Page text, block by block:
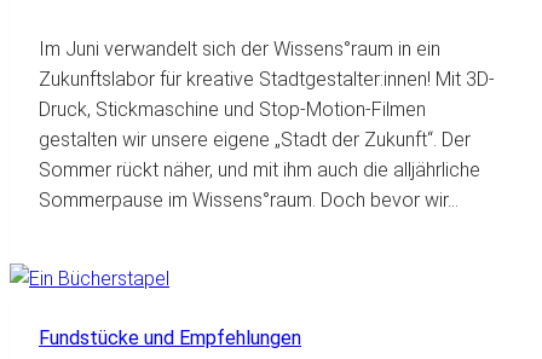
Im Juni verwandelt sich der Wissens°raum in ein
Zukunftslabor für kreative Stadtgestalter:innen! Mit 3D-
Druck, Stickmaschine und Stop-Motion-Filmen
gestalten wir unsere eigene „Stadt der Zukunft“. Der
Sommer rückt näher, und mit ihm auch die alljährliche
Sommerpause im Wissens°raum. Doch bevor wir…
Fundstücke und Empfehlungen